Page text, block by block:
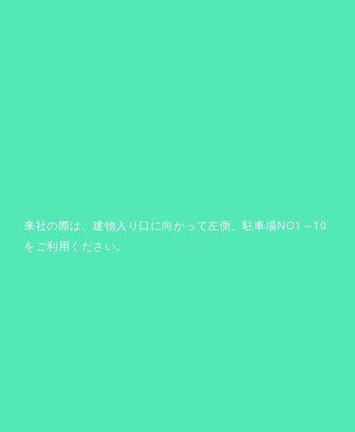
来社の際は、建物入り口に向かって左側、駐車場NO1～10
をご利用ください。